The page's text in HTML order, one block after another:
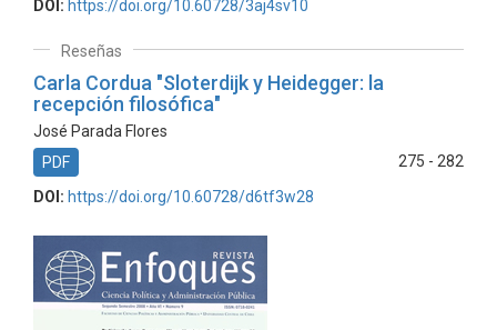
DOI: https://doi.org/10.60728/3aj4sv10
Reseñas
Carla Cordua "Sloterdijk y Heidegger: la
recepción filosófica"
José Parada Flores
275 - 282
PDF
DOI: https://doi.org/10.60728/d6tf3w28